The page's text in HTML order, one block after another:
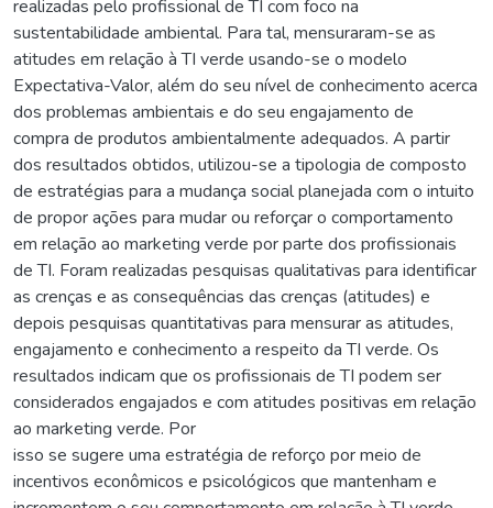
realizadas pelo profissional de TI com foco na
sustentabilidade ambiental. Para tal, mensuraram-se as
atitudes em relação à TI verde usando-se o modelo
Expectativa-Valor, além do seu nível de conhecimento acerca
dos problemas ambientais e do seu engajamento de
compra de produtos ambientalmente adequados. A partir
dos resultados obtidos, utilizou-se a tipologia de composto
de estratégias para a mudança social planejada com o intuito
de propor ações para mudar ou reforçar o comportamento
em relação ao marketing verde por parte dos profissionais
de TI. Foram realizadas pesquisas qualitativas para identificar
as crenças e as consequências das crenças (atitudes) e
depois pesquisas quantitativas para mensurar as atitudes,
engajamento e conhecimento a respeito da TI verde. Os
resultados indicam que os profissionais de TI podem ser
considerados engajados e com atitudes positivas em relação
ao marketing verde. Por
isso se sugere uma estratégia de reforço por meio de
incentivos econômicos e psicológicos que mantenham e